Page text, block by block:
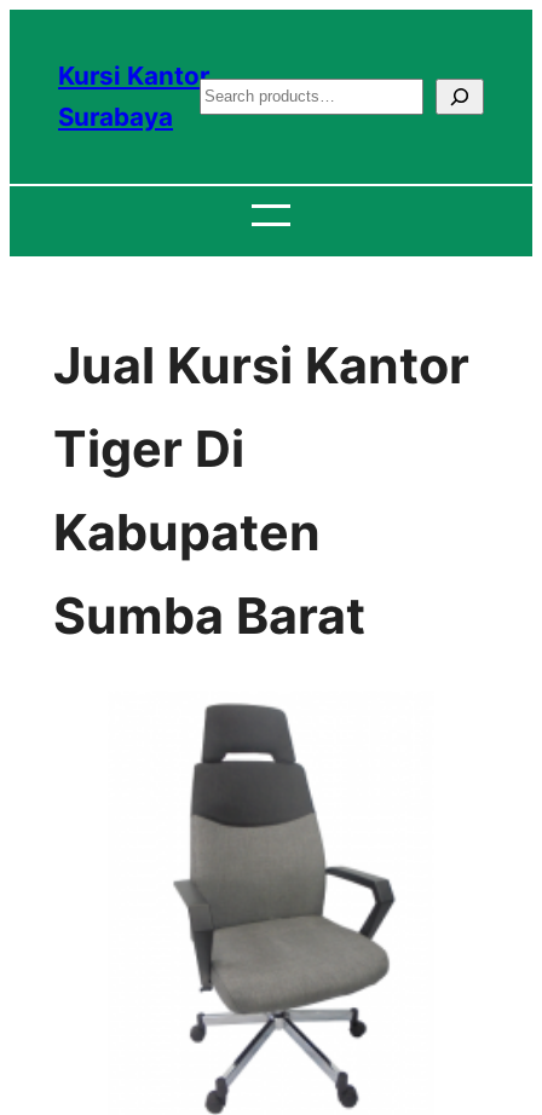
konten
Kursi Kantor
Surabaya
S
a
c
Jual Kursi Kantor
Tiger Di
Kabupaten
Sumba Barat